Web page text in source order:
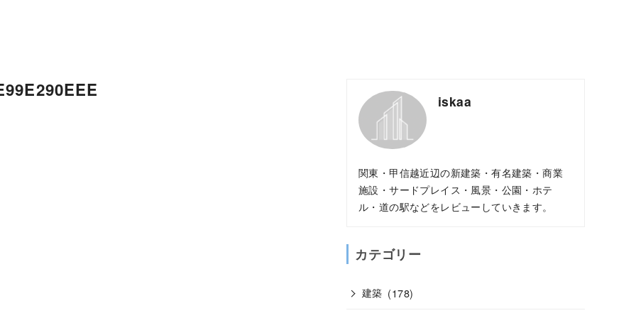
iskaa
関東・甲信越近辺の新建築・有名建築・商業
施設・サードプレイス・風景・公園・ホテ
ル・道の駅などをレビューしていきます。
カテゴリー
建築 (178)